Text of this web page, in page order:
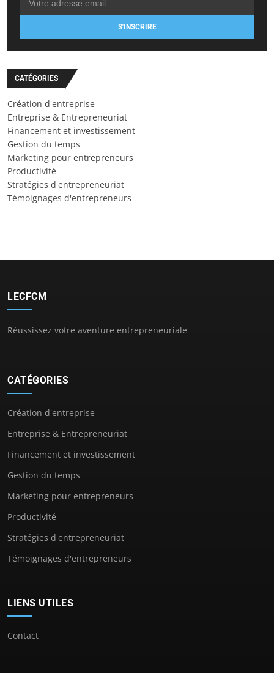
S'INSCRIRE
CATÉGORIES
Création d'entreprise
Entreprise & Entrepreneuriat
Financement et investissement
Gestion du temps
Marketing pour entrepreneurs
Productivité
Stratégies d'entrepreneuriat
Témoignages d'entrepreneurs
LECFCM
Réussissez votre aventure entrepreneuriale
CATÉGORIES
Création d'entreprise
Entreprise & Entrepreneuriat
Financement et investissement
Gestion du temps
Marketing pour entrepreneurs
Productivité
Stratégies d'entrepreneuriat
Témoignages d'entrepreneurs
LIENS UTILES
Contact